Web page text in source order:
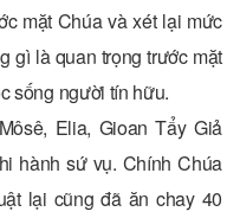
mặt Chúa và xét lại mức
gì là quan trọng trước mặt
sống người tín hữu.
Elia, Gioan Tẩy Giả
hành sứ vụ. Chính Chúa
lại cũng đã ăn chay 40